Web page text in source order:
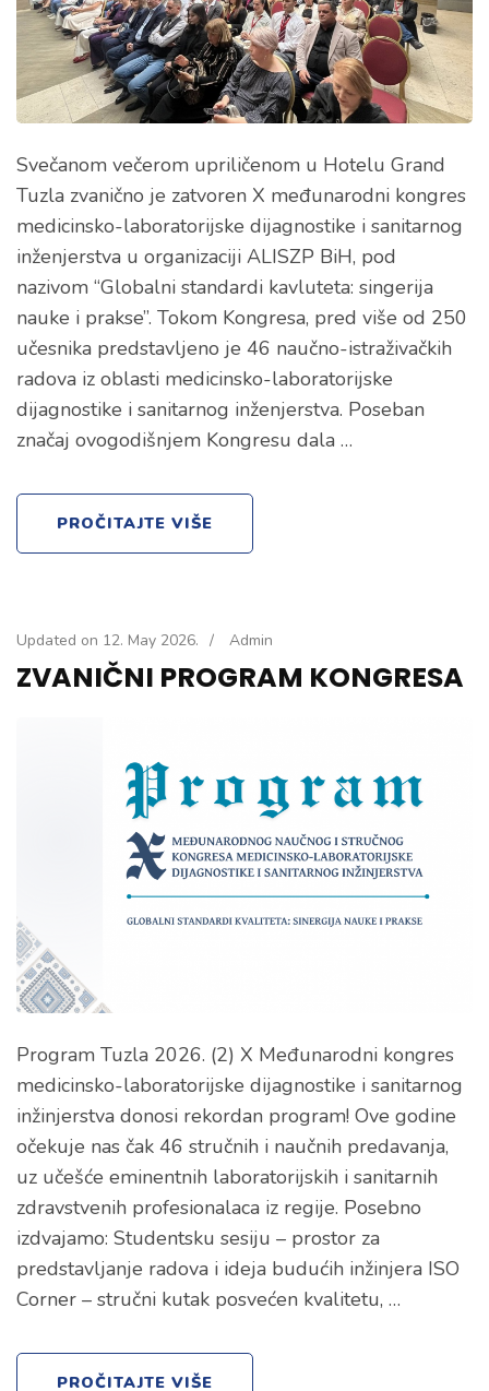
Svečanom večerom upriličenom u Hotelu Grand
Tuzla zvanično je zatvoren X međunarodni kongres
medicinsko-laboratorijske dijagnostike i sanitarnog
inženjerstva u organizaciji ALISZP BiH, pod
nazivom “Globalni standardi kavluteta: singerija
nauke i prakse”. Tokom Kongresa, pred više od 250
učesnika predstavljeno je 46 naučno-istraživačkih
radova iz oblasti medicinsko-laboratorijske
dijagnostike i sanitarnog inženjerstva. Poseban
značaj ovogodišnjem Kongresu dala …
PROČITAJTE VIŠE
Updated on 12. May 2026. / Admin
ZVANIČNI PROGRAM KONGRESA
Program Tuzla 2026. (2) X Međunarodni kongres
medicinsko-laboratorijske dijagnostike i sanitarnog
inžinjerstva donosi rekordan program! Ove godine
očekuje nas čak 46 stručnih i naučnih predavanja,
uz učešće eminentnih laboratorijskih i sanitarnih
zdravstvenih profesionalaca iz regije. Posebno
izdvajamo: Studentsku sesiju – prostor za
predstavljanje radova i ideja budućih inžinjera ISO
Corner – stručni kutak posvećen kvalitetu, …
PROČITAJTE VIŠE